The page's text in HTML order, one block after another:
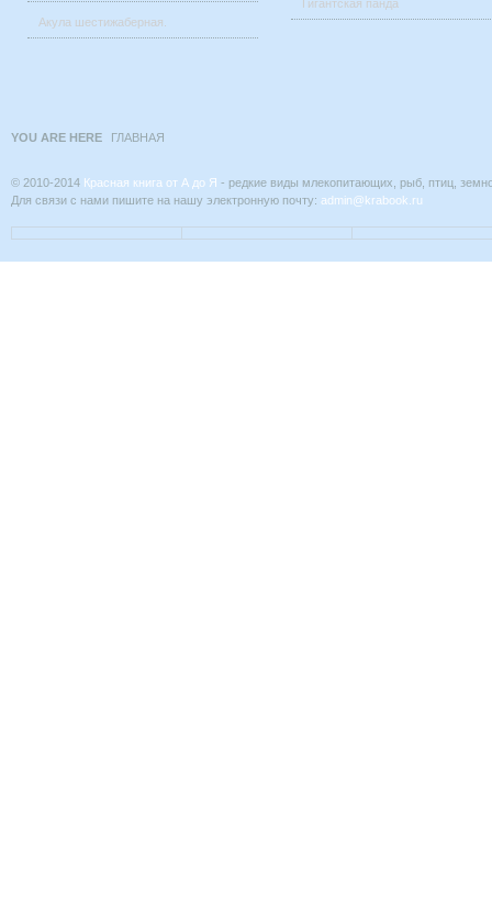
Акула шестижаберная.
Гигантская панда
YOU ARE HERE ГЛАВНАЯ
© 2010-2014 Красная книга от А до Я - редкие виды млекопитающих, рыб, птиц,
Для связи с нами пишите на нашу электронную почту: admin@krabook.ru